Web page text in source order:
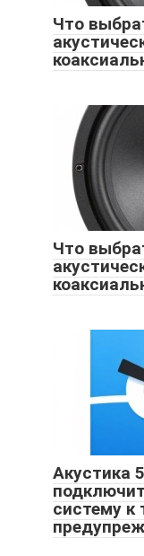
Что
Что
Акустика
систему к